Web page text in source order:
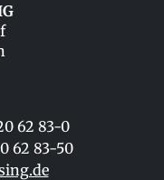
62 83-0
62 83-50